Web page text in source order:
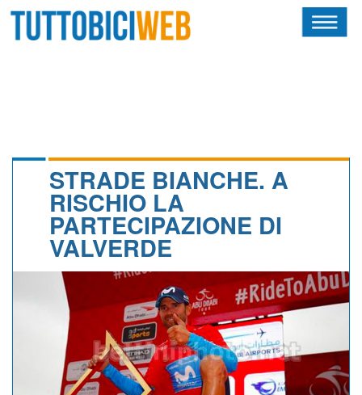
CALENDARIO
ALBI D'ORO
NEWSLETTER
STRADE BIANCHE. A
RISCHIO LA
PARTECIPAZIONE DI
VALVERDE